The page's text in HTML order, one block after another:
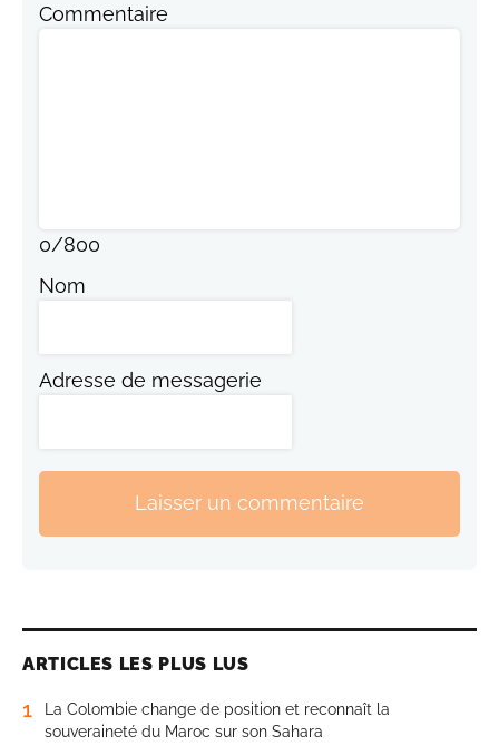
Commentaire
0/800
Nom
Adresse de messagerie
Laisser un commentaire
ARTICLES LES PLUS LUS
1
La Colombie change de position et reconnaît la
souveraineté du Maroc sur son Sahara